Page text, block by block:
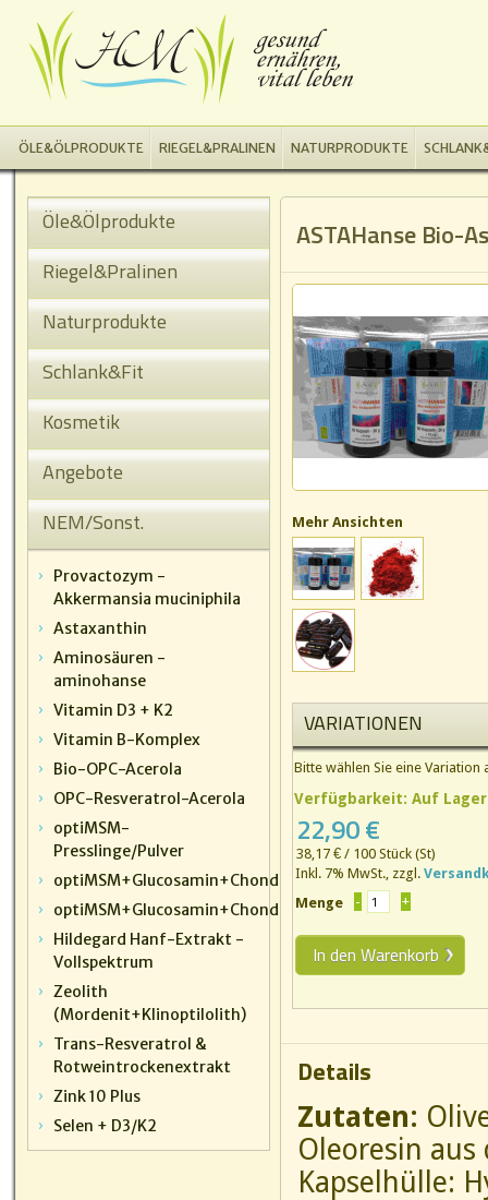
ÖLE&ÖLPRODUKTE RIEGEL&PRALINEN NATURPRODUKTE
Öle&Ölprodukte
Riegel&Pralinen
Naturprodukte
Schlank&Fit
Kosmetik
Angebote
NEM/Sonst.
Provactozym -
Akkermansia muciniphila
Astaxanthin
Aminosäuren -
aminohanse
Vitamin D3 + K2
Vitamin B-Komplex
Bio-OPC-Acerola
OPC-Resveratrol-Acerola
optiMSM-
Presslinge/Pulver
optiMSM+Glucosamin+Chondroitin+VitaminC
optiMSM+Glucosamin+Chondroitin(vegan)+VitaminC
Hildegard Hanf-Extrakt -
Vollspektrum
Zeolith
(Mordenit+Klinoptilolith)
Trans-Resveratrol &
Rotweintrockenextrakt
Zink 10 Plus
Selen + D3/K2
ASTAHanse Bio-
Mehr Ansichten
VARIATIONEN
Bitte wählen Sie eine Variation
Verfügbarkeit:Auf Lager
22,90 €
38,17 € / 100 Stück (St)
Inkl. 7% MwSt., zzgl.
Menge
In den Warenkorb
Details
Zutaten:
Oleoresin
Kapselhülle: